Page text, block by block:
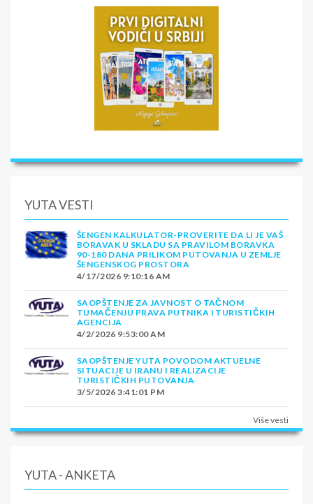
YUTA VESTI
ŠENGEN KALKULATOR-PROVERITE DA LI JE VAŠ
BORAVAK U SKLADU SA PRAVILOM BORAVKA
90-180 DANA PRILIKOM PUTOVANJA U ZEMLJE
ŠENGENSKOG PROSTORA
4/17/2026 9:10:16 AM
SAOPŠTENJE ZA JAVNOST O TAČNOM
TUMAČENJU PRAVA PUTNIKA I TURISTIČKIH
AGENCIJA
4/2/2026 9:53:00 AM
SAOPŠTENJE YUTA POVODOM AKTUELNE
SITUACIJE U IRANU I REALIZACIJE
TURISTIČKIH PUTOVANJA
3/5/2026 3:41:01 PM
Više vesti
YUTA - ANKETA